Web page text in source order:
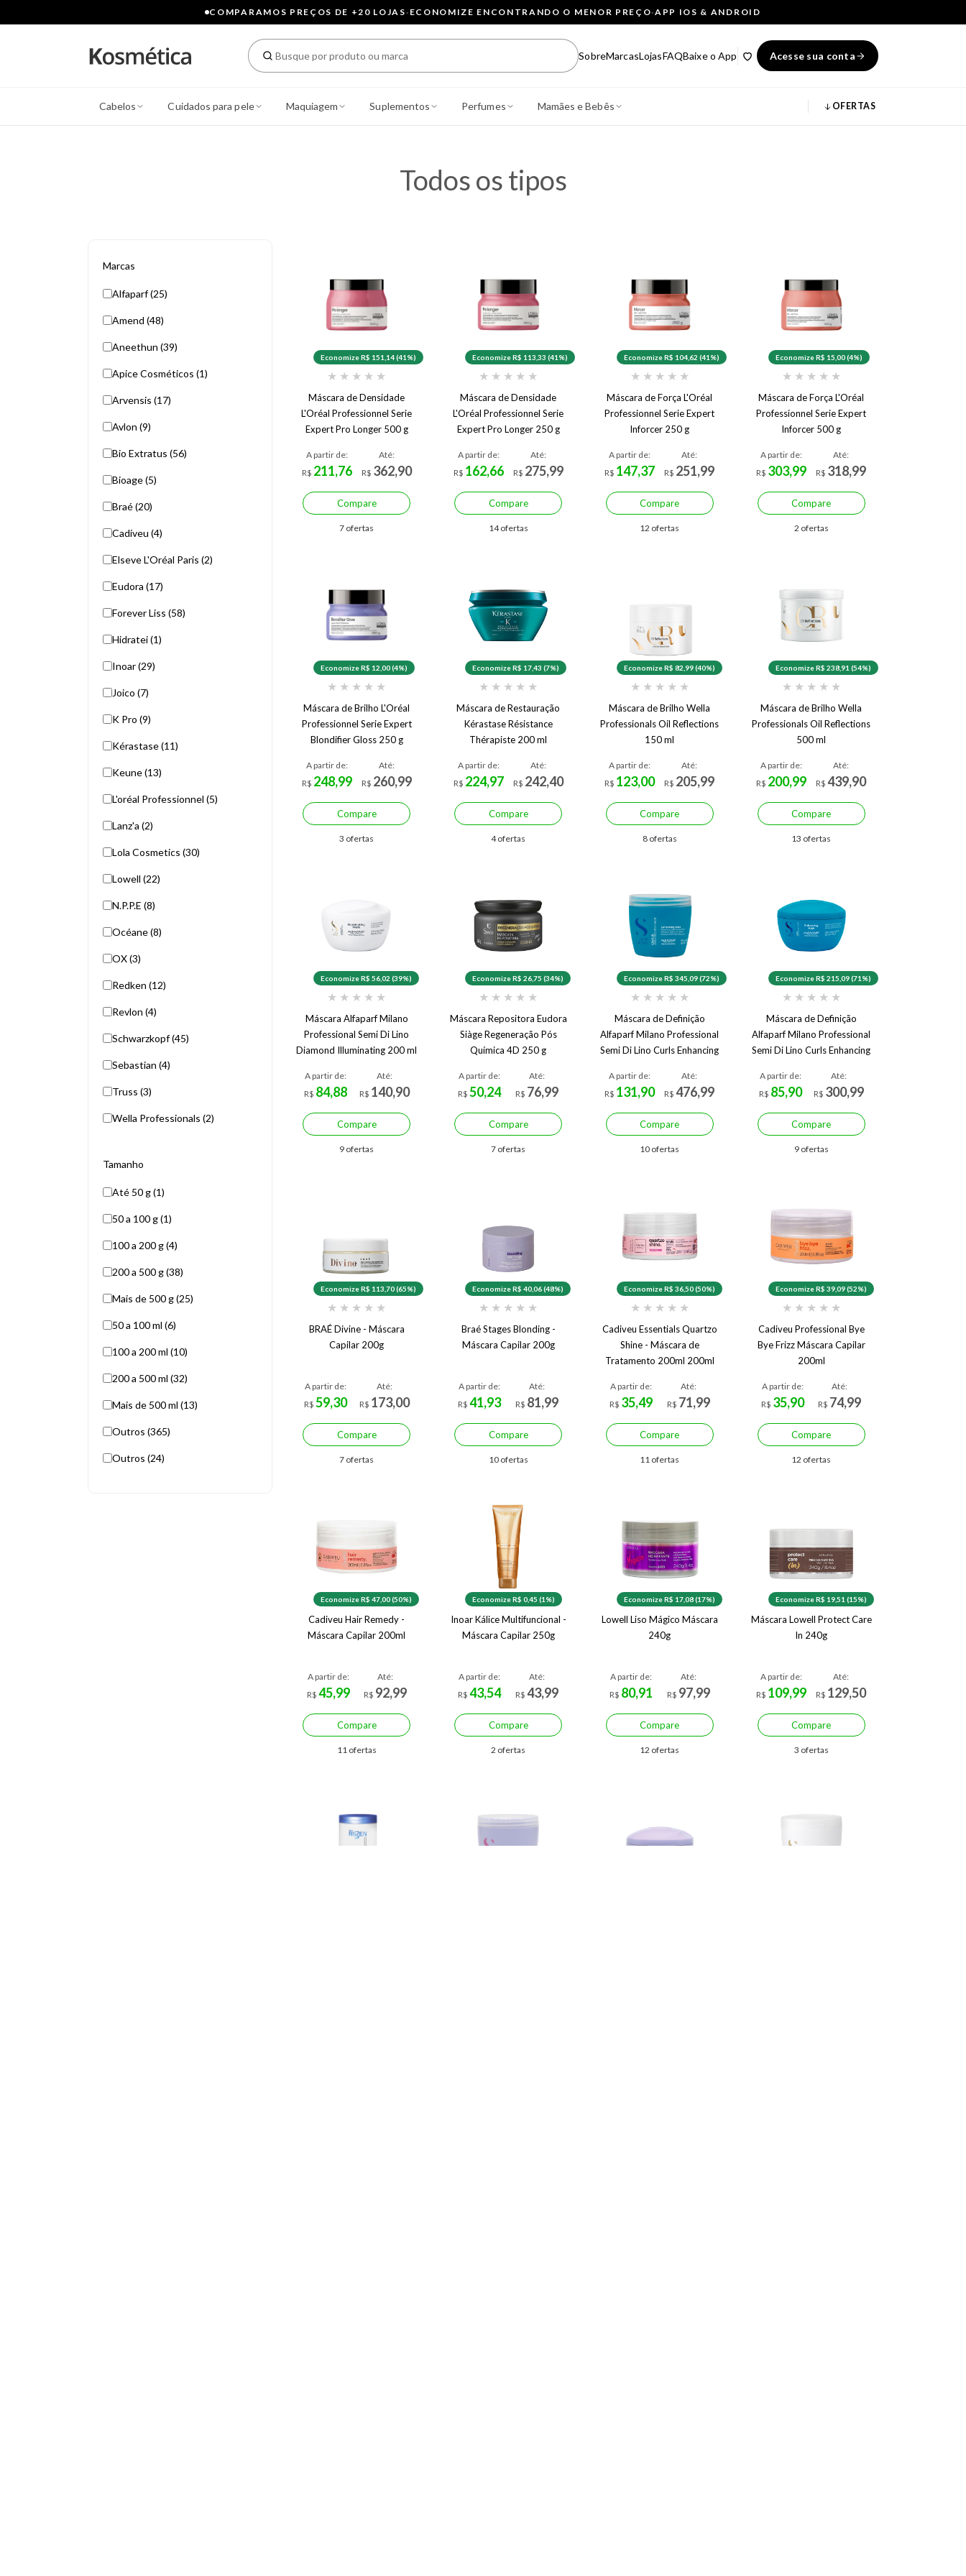
COMPARAMOS PREÇOS DE +20 LOJAS· ECONOMIZE ENCONTRANDO O MENOR PREÇO·APP IOS & ANDROID
SobreMarcasLojasFAQBaixe o App Acesse sua conta
Cabelos Cuidados para pele Maquiagem Suplementos Perfumes Mamães e Bebês OFERTAS
Todos os tipos
Marcas
Alfaparf (25)
Amend (48)
Aneethun (39)
Apice Cosméticos (1)
Arvensis (17)
Avlon (9)
Bio Extratus (56)
Bioage (5)
Braé (20)
Cadiveu (4)
Elseve L'Oréal Paris (2)
Eudora (17)
Forever Liss (58)
Hidratei (1)
Inoar (29)
Joico (7)
K Pro (9)
Kérastase (11)
Keune (13)
L'oréal Professionnel (5)
Lanz'a (2)
Lola Cosmetics (30)
Lowell (22)
N.P.P.E (8)
Océane (8)
OX (3)
Redken (12)
Revlon (4)
Schwarzkopf (45)
Sebastian (4)
Truss (3)
Wella Professionals (2)
Tamanho
Até 50 g (1)
50 a 100 g (1)
100 a 200 g (4)
200 a 500 g (38)
Mais de 500 g (25)
50 a 100 ml (6)
100 a 200 ml (10)
200 a 500 ml (32)
Mais de 500 ml (13)
Outros (365)
Outros (24)
Economize R$ 151,14 (41%)
★ ★ ★ ★ ★
Máscara de Densidade
L'Oréal Professionnel Serie
Expert Pro Longer 500 g
A partir de:
R$ 211,76
Até:
R$ 362,90
Compare
7 ofertas
Economize R$ 113,33 (41%)
★ ★ ★ ★ ★
Máscara de Densidade
L'Oréal Professionnel Serie
Expert Pro Longer 250 g
A partir de:
R$ 162,66
Até:
R$ 275,99
Compare
14 ofertas
Economize R$ 104,62 (41%)
★ ★ ★ ★ ★
Máscara de Força L'Oréal
Professionnel Serie Expert
Inforcer 250 g
A partir de:
R$ 147,37
Até:
R$ 251,99
Compare
12 ofertas
Economize R$ 15,00 (4%)
★ ★ ★ ★ ★
Máscara de Força L'Oréal
Professionnel Serie Expert
Inforcer 500 g
A partir de:
R$ 303,99
Até:
R$ 318,99
Compare
2 ofertas
Economize R$ 12,00 (4%)
★ ★ ★ ★ ★
Máscara de Brilho L'Oréal
Professionnel Serie Expert
Blondifier Gloss 250 g
A partir de:
R$ 248,99
Até:
R$ 260,99
Compare
3 ofertas
Economize R$ 17,43 (7%)
★ ★ ★ ★ ★
Máscara de Restauração
Kérastase Résistance
Thérapiste 200 ml
A partir de:
R$ 224,97
Até:
R$ 242,40
Compare
4 ofertas
Economize R$ 82,99 (40%)
★ ★ ★ ★ ★
Máscara de Brilho Wella
Professionals Oil Reflections
150 ml
A partir de:
R$ 123,00
Até:
R$ 205,99
Compare
8 ofertas
Economize R$ 238,91 (54%)
★ ★ ★ ★ ★
Máscara de Brilho Wella
Professionals Oil Reflections
500 ml
A partir de:
R$ 200,99
Até:
R$439,90
Compare
13 ofertas
Economize R$ 56,02 (39%)
★ ★ ★ ★ ★
Máscara Alfaparf Milano
Professional Semi Di Lino
Diamond Illuminating 200 ml
A partir de:
R$ 84,88
Até:
R$ 140,90
Compare
9 ofertas
Economize R$ 26,75 (34%)
★ ★ ★ ★ ★
Máscara Repositora Eudora
Siàge Regeneração Pós
Química 4D 250 g
A partir de:
R$50,24
Até:
R$ 76,99
Compare
7 ofertas
Economize R$ 345,09 (72%)
★ ★ ★ ★ ★
Máscara de Definição
Alfaparf Milano Professional
Semi Di Lino Curls Enhancing
A partir de:
R$ 131,90
Até:
R$476,99
Compare
10 ofertas
Economize R$ 215,09 (71%)
★ ★ ★ ★ ★
Máscara de Definição
Alfaparf Milano Professional
Semi Di Lino Curls Enhancing
A partir de:
R$ 85,90
Até:
R$ 300,99
Compare
9 ofertas
Economize R$ 113,70 (65%)
★ ★ ★ ★ ★
BRAÉ Divine - Máscara
Capilar 200g
A partir de:
R$59,30
Até:
R$ 173,00
Compare
7 ofertas
Economize R$ 40,06 (48%)
★ ★ ★ ★ ★
Braé Stages Blonding -
Máscara Capilar 200g
A partir de:
R$41,93
Até:
R$ 81,99
Compare
10 ofertas
Economize R$ 36,50 (50%)
★ ★ ★ ★ ★
Cadiveu Essentials Quartzo
Shine - Máscara de
Tratamento 200ml 200ml
A partir de:
R$ 35,49
Até:
R$ 71,99
Compare
11 ofertas
Economize R$ 39,09 (52%)
★ ★ ★ ★ ★
Cadiveu Professional Bye
Bye Frizz Máscara Capilar
200ml
A partir de:
R$ 35,90
Até:
R$ 74,99
Compare
12 ofertas
Economize R$ 47,00 (50%)
Cadiveu Hair Remedy -
Máscara Capilar 200ml
A partir de:
R$ 45,99
Até:
R$ 92,99
Compare
11 ofertas
Economize R$ 0,45 (1%)
Inoar Kálice Multifuncional -
Máscara Capilar 250g
A partir de:
R$43,54
Até:
R$ 43,99
Compare
2 ofertas
Economize R$ 17,08 (17%)
Lowell Liso Mágico Máscara
240g
A partir de:
R$ 80,91
Até:
R$ 97,99
Compare
12 ofertas
Economize R$ 19,51 (15%)
Máscara Lowell Protect Care
In 240g
A partir de:
R$ 109,99
Até:
R$ 129,50
Compare
3 ofertas